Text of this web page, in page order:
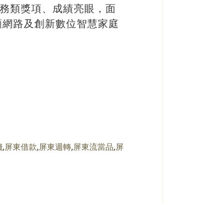
類獎項、成績亮眼，面
路及創新數位智慧家庭
屏東借款,屏東週轉,屏東流當品,屏